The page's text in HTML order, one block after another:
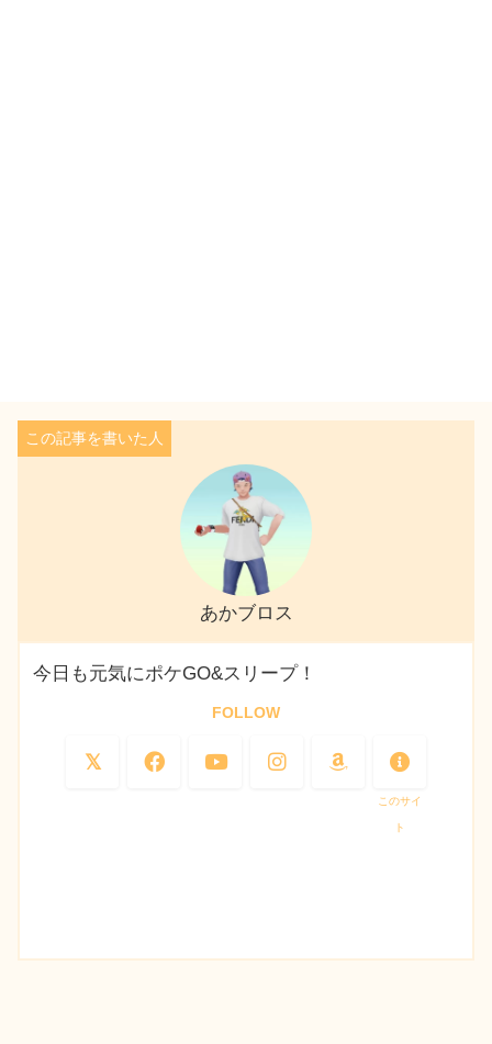
あかブロス
今日も元気にポケGO&スリープ！
FOLLOW
このサイ
ト